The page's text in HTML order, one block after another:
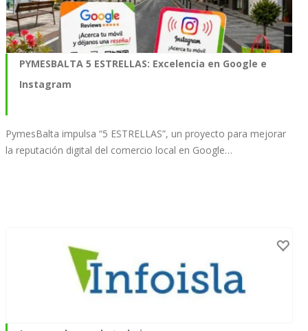
PYMESBALTA 5 ESTRELLAS: Excelencia en Google e
Instagram
PymesBalta impulsa “5 ESTRELLAS”, un proyecto para mejorar
la reputación digital del comercio local en Google…